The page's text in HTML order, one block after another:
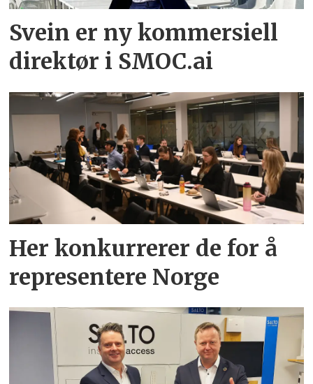
Svein er ny kommersiell
direktør i SMOC.ai
Her konkurrerer de for å
representere Norge